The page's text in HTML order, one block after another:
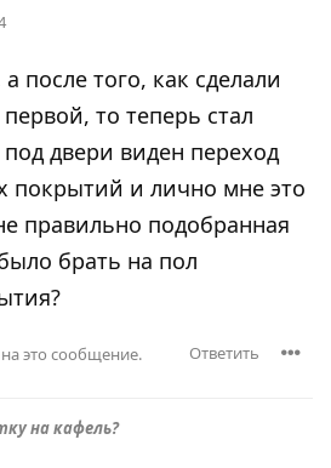
после того, как сделали
то теперь стал
двери виден переход
покрытий и лично мне это
правильно подобранная
брать на пол
Ответить
это сообщение.
на кафель⁠⁠?